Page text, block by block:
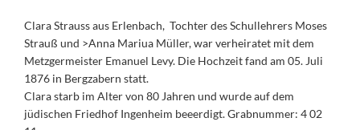
Clara Strauss aus Erlenbach, Tochter des Schullehrers Moses
Strauß und >Anna Mariua Müller, war verheiratet mit dem
Metzgermeister Emanuel Levy. Die Hochzeit fand am 05. Juli
1876 in Bergzabern statt.
Clara starb im Alter von 80 Jahren und wurde auf dem
jüdischen Friedhof Ingenheim beeerdigt. Grabnummer: 4 02